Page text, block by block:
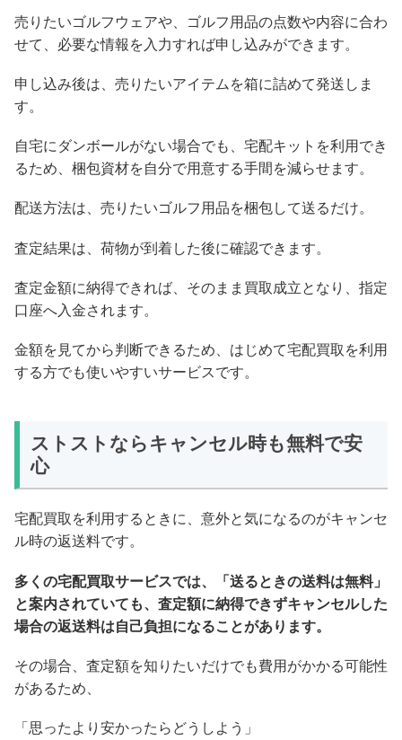
売りたいゴルフウェアや、ゴルフ用品の点数や内容に合わ
せて、必要な情報を入力すれば申し込みができます。
申し込み後は、売りたいアイテムを箱に詰めて発送しま
す。
自宅にダンボールがない場合でも、宅配キットを利用でき
るため、梱包資材を自分で用意する手間を減らせます。
配送方法は、売りたいゴルフ用品を梱包して送るだけ。
査定結果は、荷物が到着した後に確認できます。
査定金額に納得できれば、そのまま買取成立となり、指定
口座へ入金されます。
金額を見てから判断できるため、はじめて宅配買取を利用
する方でも使いやすいサービスです。
ストストならキャンセル時も無料で安
心
宅配買取を利用するときに、意外と気になるのがキャンセ
ル時の返送料です。
多くの宅配買取サービスでは、「送るときの送料は無料」
と案内されていても、査定額に納得できずキャンセルした
場合の返送料は自己負担になることがあります。
その場合、査定額を知りたいだけでも費用がかかる可能性
があるため、
「思ったより安かったらどうしよう」